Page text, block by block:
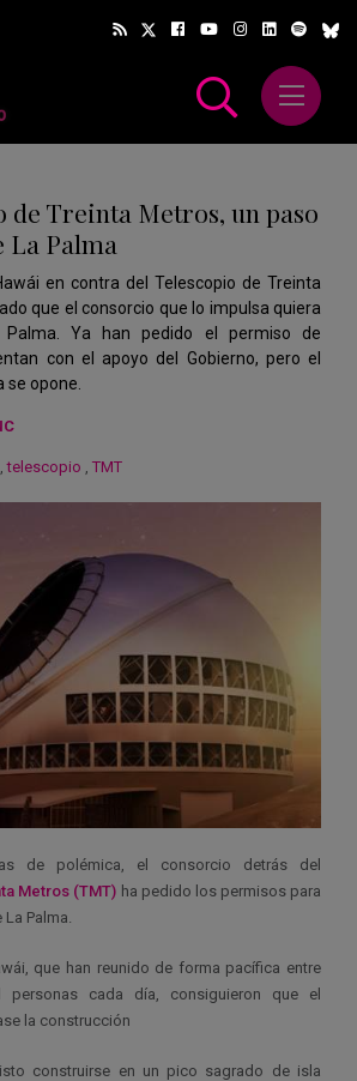
Abrir
de Treinta Metros, un paso
La Palma
en contra del Telescopio de Treinta
que el consorcio que lo impulsa quiera
Palma. Ya han pedido el permiso de
con el apoyo del Gobierno, pero el
se opone.
,telescopio , TMT
de polémica, el consorcio detrás del
Metros (TMT) ha pedido los permisos para
Palma.
que han reunido de forma pacífica entre
cada día, consiguieron que el
la construcción
construirse en un pico sagrado de isla